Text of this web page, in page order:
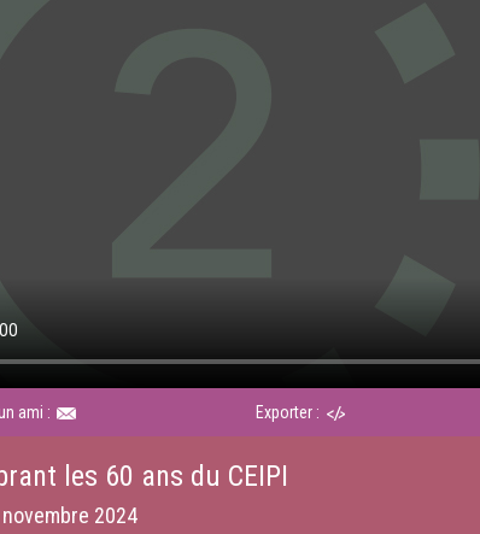
ami : Exporter :
les 60 ans du CEIPI
2024